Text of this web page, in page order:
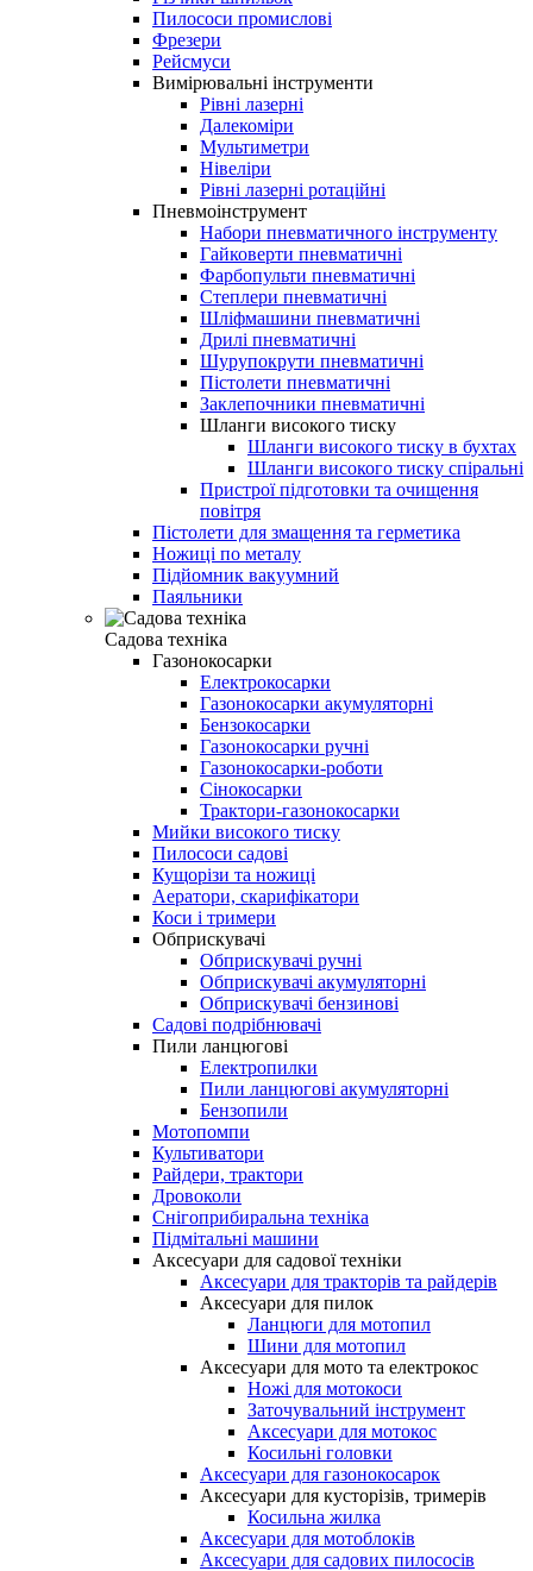
Пилососи промислові
Фрезери
Рейсмуси
Вимірювальні інструменти
Рівні лазерні
Далекоміри
Мультиметри
Нівеліри
Рівні лазерні ротаційні
Пневмоінструмент
Набори пневматичного інструменту
Гайковерти пневматичні
Фарбопульти пневматичні
Степлери пневматичні
Шліфмашини пневматичні
Дрилі пневматичні
Шурупокрути пневматичні
Пістолети пневматичні
Заклепочники пневматичні
Шланги високого тиску
Шланги високого тиску в бухтах
Шланги високого тиску спіральні
Пристрої підготовки та очищення
повітря
Пістолети для змащення та герметика
Ножиці по металу
Підйомник вакуумний
Паяльники
Садова техніка
Газонокосарки
Електрокосарки
Газонокосарки акумуляторні
Бензокосарки
Газонокосарки ручні
Газонокосарки-роботи
Сінокосарки
Трактори-газонокосарки
Мийки високого тиску
Пилососи садові
Кущорізи та ножиці
Аератори, скарифікатори
Коси і тримери
Обприскувачі
Обприскувачі ручні
Обприскувачі акумуляторні
Обприскувачі бензинові
Садові подрібнювачі
Пили ланцюгові
Електропилки
Пили ланцюгові акумуляторні
Бензопили
Мотопомпи
Культиватори
Райдери, трактори
Дровоколи
Снігоприбиральна техніка
Підмітальні машини
Аксесуари для садової техніки
Аксесуари для тракторів та райдерів
Аксесуари для пилок
Ланцюги для мотопил
Шини для мотопил
Аксесуари для мото та електрокос
Ножі для мотокоси
Заточувальний інструмент
Аксесуари для мотокос
Косильні головки
Аксесуари для газонокосарок
Аксесуари для кусторізів, тримерів
Косильна жилка
Аксесуари для мотоблоків
Аксесуари для садових пилососів